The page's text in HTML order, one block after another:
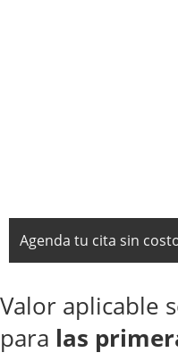
Valor aplicable
para las